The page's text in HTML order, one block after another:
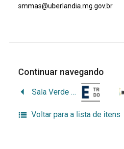
smmas@uberlandia.mg.gov.br
Continuar navegando
Sala Verde do Tribunal de Contas do Estado da Bahia – (TCE/BA)
Voltar para a lista de itens